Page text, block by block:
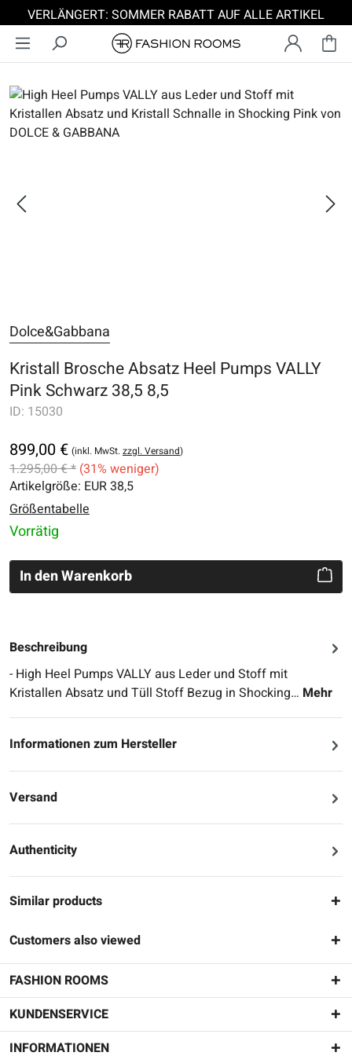
Zum Hauptinhalt springen
VERLÄNGERT: SOMMER RABATT AUF ALLE ARTIKEL
Bildergalerie überspringen
Dolce&Gabbana
Kristall Brosche Absatz Heel Pumps VALLY
Pink Schwarz 38,5 8,5
ID: 15030
899,00 € (inkl. MwSt.zzgl. Versand)
1.295,00 € * (31% weniger)
Artikelgröße: EUR 38,5
Größentabelle
Vorrätig
In den Warenkorb
Beschreibung
- High Heel Pumps VALLY aus Leder und Stoff mit
Kristallen Absatz und Tüll Stoff Bezug in Shocking… Mehr
Informationen zum Hersteller
Versand
Authenticity
Similar products
Customers also viewed
FASHION ROOMS
KUNDENSERVICE
INFORMATIONEN